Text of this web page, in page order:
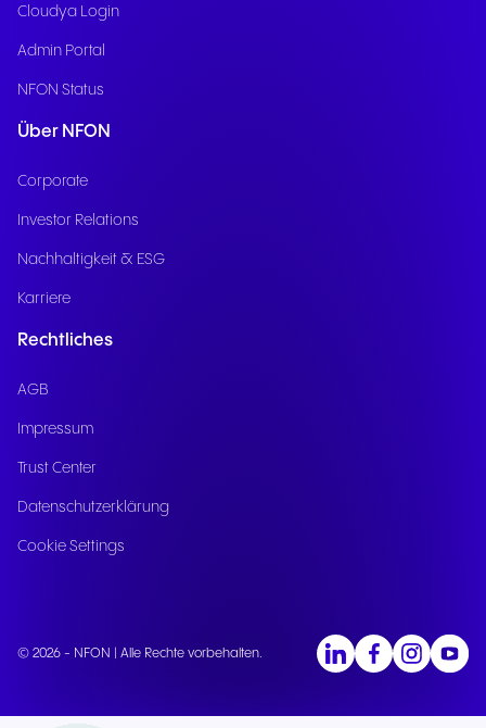
Cloudya Login
Admin Portal
NFON Status
Über NFON
Corporate
Investor Relations
Nachhaltigkeit & ESG
Karriere
Rechtliches
AGB
Impressum
Trust Center
Datenschutzerklärung
Cookie Settings
© 2026 - NFON | Alle Rechte vorbehalten.